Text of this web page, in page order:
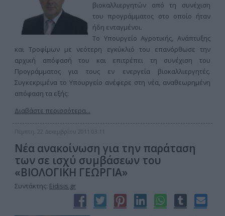
βιοκαλλιεργητών από τη συνέχιση
του προγράμματος στο οποίο ήταν
ήδη ενταγμένοι.
Το Υπουργείο Αγροτικής, Ανάπτυξης
και Τροφίμων με νεότερη εγκύκλιό του επανόρθωσε την
αρχική απόφασή του και επιτρέπει τη συνέχιση του
Προγράμματος για τους εν ενεργεία βιοκαλλιεργητές.
Συγκεκριμένα το Υπουργείο ανέφερε στη νέα, αναθεωρημένη
απόφαση τα εξής:
Διαβάστε περισσότερα...
Πέμπτη, 22 Δεκεμβρίου 2011 03:11
Νέα ανακοίνωση για την παράταση
των σε ισχύ συμβάσεων του
«ΒΙΟΛΟΓΙΚΗ ΓΕΩΡΓΙΑ»
Συντάκτης: Eidisis.gr